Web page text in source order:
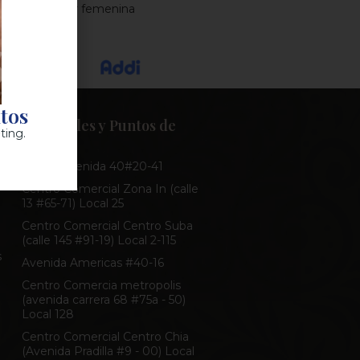
Ropa interior femenina
Sucursales y Puntos de
Venta
Outlet Avenida 40#20-41
Centro Comercial Zona In (calle
13 #65-71) Local 25
Centro Comercial Centro Suba
(calle 145 #91-19) Local 2-115
Avenida Americas #40-16
Centro Comercia metropolis
(avenida carrera 68 #75a - 50)
Local 128
Centro Comercial Centro Chia
(Avenida Pradilla #9 - 00) Local